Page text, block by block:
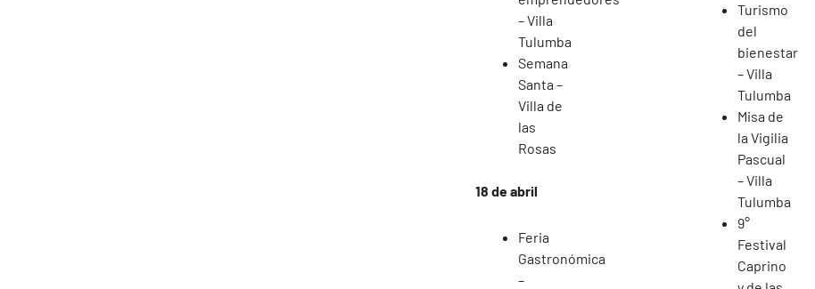
– Villa
Tulumba
Semana
Santa –
Villa de
las
Rosas
18 de abril
Feria
Gastronómica
–
Turismo
del
bienestar
– Villa
Tulumba
Misa de
la Vigilia
Pascual
– Villa
Tulumba
9°
Festival
Caprino